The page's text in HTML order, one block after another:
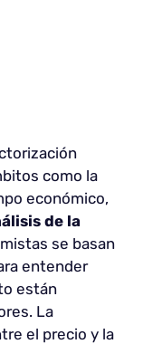
como la
económico,
de la
se basan
entender
están
La
el precio y la